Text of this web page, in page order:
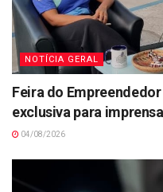
NOTÍCIA GERAL
Feira do
exclusiva para
04/08/2026